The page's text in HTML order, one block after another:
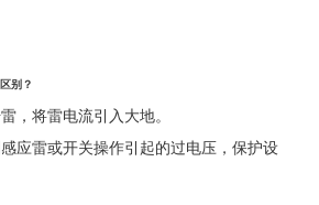
别？
，将雷电流引入大地。
应雷或开关操作引起的过电压，保护设